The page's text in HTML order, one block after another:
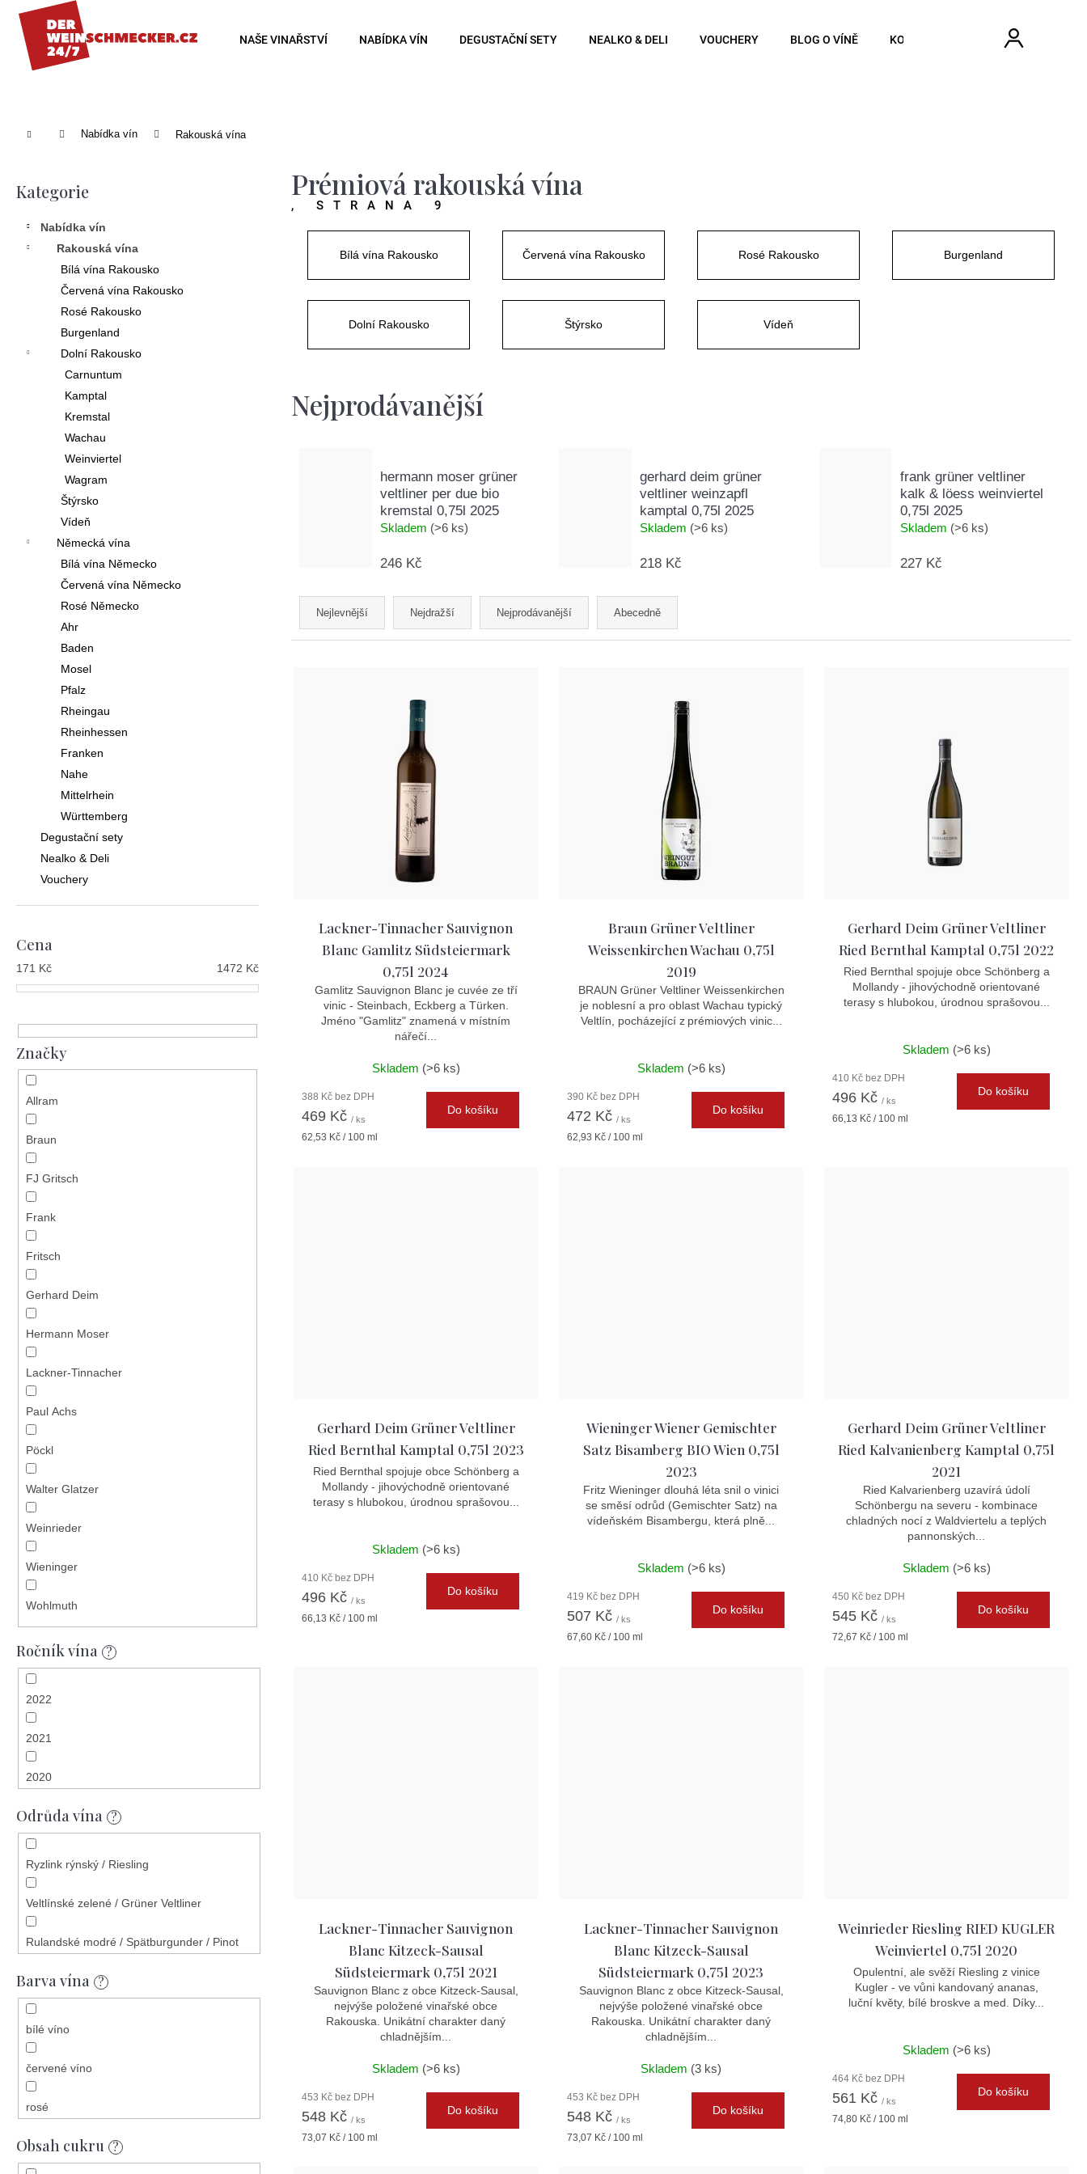
NAŠE VINAŘSTVÍ NABÍDKA VÍN DEGUSTAČNÍ SETY NEALKO & DELI VOUCHERY BLOG O VÍNĚ KONTAKTY Hledat
Domů Nabídka vín Rakouská vína
Přeskočit
kategorie
Kategorie
Nabídka vín
Rakouská vína
Bílá vína Rakousko
Červená vína Rakousko
Rosé Rakousko
Burgenland
Dolní Rakousko
Carnuntum
Kamptal
Kremstal
Wachau
Weinviertel
Wagram
Štýrsko
Vídeň
Německá vína
Bílá vína Německo
Červená vína Německo
Rosé Německo
Ahr
Baden
Mosel
Pfalz
Rheingau
Rheinhessen
Franken
Nahe
Mittelrhein
Württemberg
Degustační sety
Nealko & Deli
Vouchery
Cena
171 Kč 1472 Kč
Značky
Allram
Braun
FJ Gritsch
Frank
Fritsch
Gerhard Deim
Hermann Moser
Lackner-Tinnacher
Paul Achs
Pöckl
Walter Glatzer
Weinrieder
Wieninger
Wohlmuth
Ročník vína ?
2022
2021
2020
2023
2025
Odrůda vína ?
Ryzlink rýnský / Riesling
Veltlínské zelené / Grüner Veltliner
Rulandské modré / Spätburgunder / Pinot
Noir
Sauvignon Blanc
Zweigeltrebe / Zweigelt
Chardonnay
Rulandské bílé / Weissburgunder / Pinot
Frankovka / Blaufränkisch
Barva vína ?
bílé víno
červené víno
rosé
červerné víno
Obsah cukru ?
Prémiová rakouská vína
, STRANA 9
Bílá vína Rakousko Červená vína Rakousko Rosé Rakousko Burgenland
Dolní Rakousko Štýrsko Vídeň
Nejprodávanější
hermann moser grüner
veltliner per due bio
kremstal 0,75l 2025
Skladem (>6 ks)
246 Kč
gerhard deim grüner
veltliner weinzapfl
kamptal 0,75l 2025
Skladem (>6 ks)
218 Kč
frank grüner veltliner
kalk & löess weinviertel
0,75l 2025
Skladem (>6 ks)
227 Kč
Ř
a
Nejlevnější Nejdražší Nejprodávanější Abecedně
Lackner-Tinnacher Sauvignon
Blanc Gamlitz Südsteiermark
0,75l 2024
Gamlitz Sauvignon Blanc je cuvée ze tří
vinic - Steinbach, Eckberg a Türken.
Jméno "Gamlitz" znamená v místním
nářečí...
Skladem (>6 ks)
388 Kč bez DPH
469 Kč/ ks
Měrná
62,53 Kč / 100 ml
Do košíku
Braun Grüner Veltliner
Weissenkirchen Wachau 0,75l
2019
BRAUN Grüner Veltliner Weissenkirchen
je noblesní a pro oblast Wachau typický
Veltlín, pocházející z prémiových vinic...
Skladem (>6 ks)
390 Kč bez DPH
472 Kč/ ks
Měrná
62,93 Kč / 100 ml
Do košíku
Gerhard Deim Grüner Veltliner
Ried Bernthal Kamptal 0,75l 2022
Ried Bernthal spojuje obce Schönberg a
Mollandy - jihovýchodně orientované
terasy s hlubokou, úrodnou sprašovou...
Skladem (>6 ks)
410 Kč bez DPH
496 Kč/ ks
Měrná
66,13 Kč / 100 ml
Do košíku
Gerhard Deim Grüner Veltliner
Ried Bernthal Kamptal 0,75l 2023
Ried Bernthal spojuje obce Schönberg a
Mollandy - jihovýchodně orientované
terasy s hlubokou, úrodnou sprašovou...
Skladem (>6 ks)
410 Kč bez DPH
496 Kč/ ks
Měrná
66,13 Kč / 100 ml
Do košíku
Wieninger Wiener Gemischter
Satz Bisamberg BIO Wien 0,75l
2023
Fritz Wieninger dlouhá léta snil o vinici
se směsí odrůd (Gemischter Satz) na
vídeňském Bisambergu, která plně...
Skladem (>6 ks)
419 Kč bez DPH
507 Kč/ ks
Měrná
67,60 Kč / 100 ml
Do košíku
Gerhard Deim Grüner Veltliner
Ried Kalvanienberg Kamptal 0,75l
2021
Ried Kalvarienberg uzavírá údolí
Schönbergu na severu - kombinace
chladných nocí z Waldviertelu a teplých
pannonských...
Skladem (>6 ks)
450 Kč bez DPH
545 Kč/ ks
Měrná
72,67 Kč / 100 ml
Do košíku
Lackner-Tinnacher Sauvignon
Blanc Kitzeck-Sausal
Südsteiermark 0,75l 2021
Sauvignon Blanc z obce Kitzeck-Sausal,
nejvýše položené vinařské obce
Rakouska. Unikátní charakter daný
chladnějším...
Skladem (>6 ks)
453 Kč bez DPH
548 Kč / ks
Měrná
73,07 Kč / 100 ml
Do košíku
Lackner-Tinnacher Sauvignon
Blanc Kitzeck-Sausal
Südsteiermark 0,75l 2023
Sauvignon Blanc z obce Kitzeck-Sausal,
nejvýše položené vinařské obce
Rakouska. Unikátní charakter daný
chladnějším...
Skladem (3 ks)
453 Kč bez DPH
548 Kč / ks
Měrná
73,07 Kč / 100 ml
Do košíku
Weinrieder Riesling RIED KUGLER
Weinviertel 0,75l 2020
Opulentní, ale svěží Riesling z vinice
Kugler - ve vůni kandovaný ananas,
luční květy, bílé broskve a med. Díky...
Skladem (>6 ks)
464 Kč bez DPH
561 Kč / ks
Měrná
74,80 Kč / 100 ml
Do košíku
Zpět
do
Zpět
do